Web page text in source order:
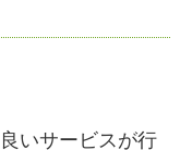
いサービスが行